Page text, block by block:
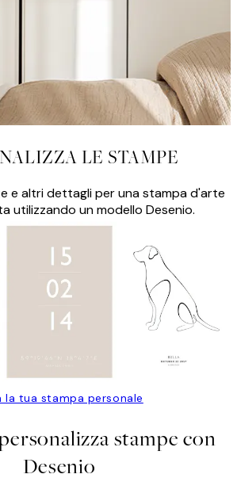
LE STAMPE
e altri dettagli per una stampa d'arte
utilizzando un modello Desenio.
la tua stampa personale
stampe con
Desenio